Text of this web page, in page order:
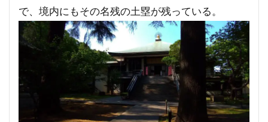
で、境内にもその名残の土塁が残っている。